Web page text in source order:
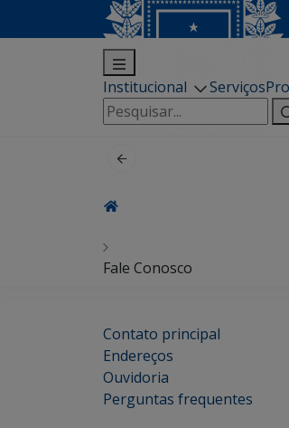
Institucional Serviços
Pesquisar
por:
Fale Conosco
Contato principal
Endereços
Ouvidoria
Perguntas frequentes